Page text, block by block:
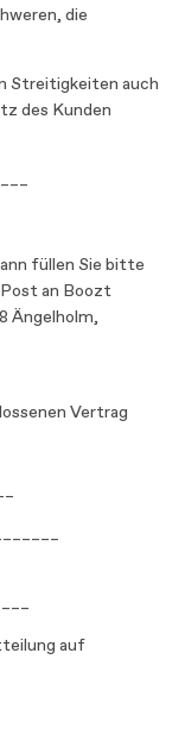
die
Streitigkeiten auch
des Kunden
füllen Sie bitte
Post an Boozt
Ängelholm,
Vertrag
auf